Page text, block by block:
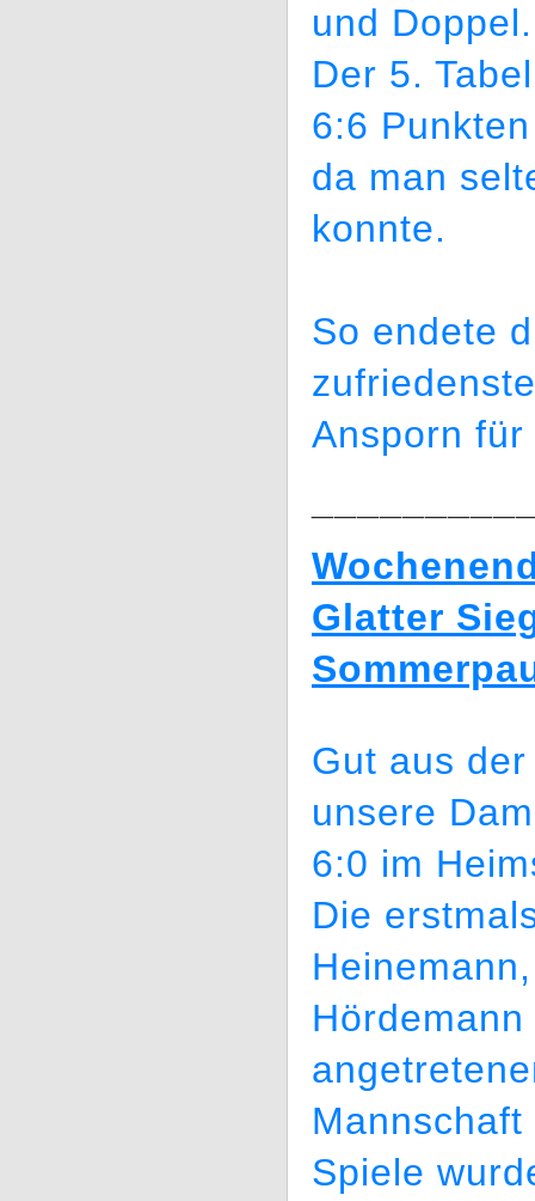
und Doppel.
Der 5.
6:6
da man
konnte.
So endete
Ansporn
Glatter
Gut aus
unsere
6:0 im
Die
Spiele